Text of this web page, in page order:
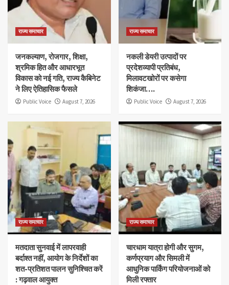
राज्य समाचार
जनकल्याण, रोजगार, शिक्षा,
श्रमिक हित और आधारभूत
विकास को नई गति, राज्य कैबिनेट
ने लिए ऐतिहासिक फैसले
Public Voice August 7, 2026
राज्य समाचार
नकली डेयरी उत्पादों पर
प्रदेशव्यापी प्रतिबंध,
मिलावटखोरों पर कसेगा
शिकंजा….
Public Voice August 7, 2026
राज्य समाचार
मतदाता सुनवाई में लापरवाही
बर्दाश्त नहीं, आयोग के निर्देशों का
शत-प्रतिशत पालन सुनिश्चित करें
: गढ़वाल आयुक्त
राज्य समाचार
चारधाम यात्रा होगी और सुगम,
कर्णप्रयाग और सिमली में
आधुनिक पार्किंग परियोजनाओं को
मिली रफ्तार